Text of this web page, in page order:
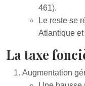
461).
Le reste se
Atlantique
La taxe
Augmentation